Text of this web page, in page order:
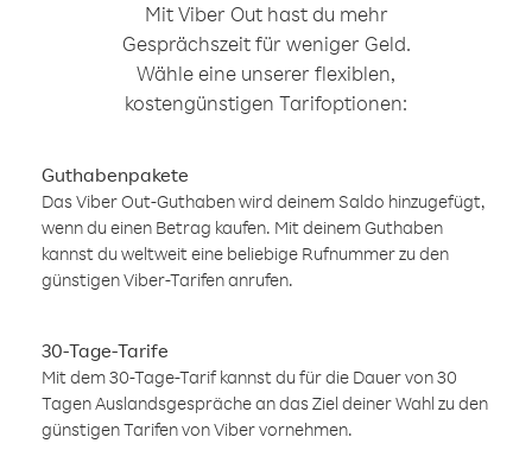
Mit Viber Out hast du mehr
Gesprächszeit für weniger Geld.
Wähle eine unserer flexiblen,
kostengünstigen Tarifoptionen:
Guthabenpakete
Das Viber Out-Guthaben wird deinem Saldo hinzugefügt,
wenn du einen Betrag kaufen. Mit deinem Guthaben
kannst du weltweit eine beliebige Rufnummer zu den
günstigen Viber-Tarifen anrufen.
30-Tage-Tarife
Mit dem 30-Tage-Tarif kannst du für die Dauer von 30
Tagen Auslandsgespräche an das Ziel deiner Wahl zu den
günstigen Tarifen von Viber vornehmen.